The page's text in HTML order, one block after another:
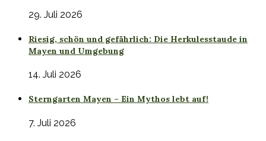
29. Juli 2026
Riesig, schön und gefährlich: Die Herkulesstaude in
Mayen und Umgebung
14. Juli 2026
Sterngarten Mayen – Ein Mythos lebt auf!
7. Juli 2026